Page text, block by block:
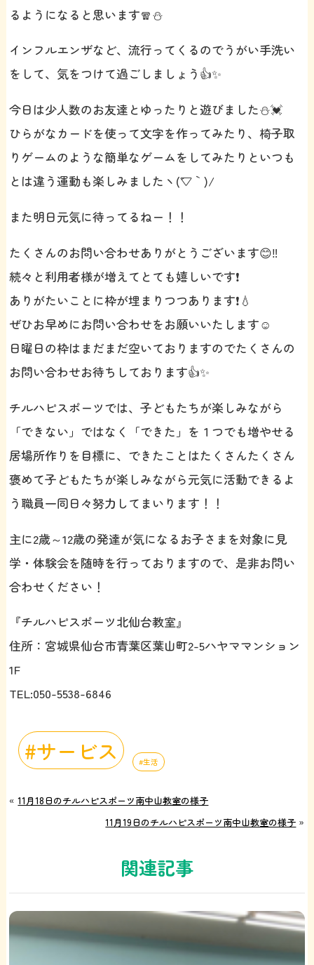
るようになると思います🧣⛄️
インフルエンザなど、流行ってくるのでうがい手洗い
をして、気をつけて過ごしましょう👍✨
今日は少人数のお友達とゆったりと遊びました⛄️💓
ひらがなカードを使って文字を作ってみたり、椅子取
りゲームのような簡単なゲームをしてみたりといつも
とは違う運動も楽しみましたヽ(´▽｀)/
また明日元気に待ってるねー！！
たくさんのお問い合わせありがとうございます😊‼️
続々と利用者様が増えてとても嬉しいです❗️
ありがたいことに枠が埋まりつつあります❗️💧
ぜひお早めにお問い合わせをお願いいたします☺️
日曜日の枠はまだまだ空いておりますのでたくさんの
お問い合わせお待ちしております👍✨
チルハピスポーツでは、子どもたちが楽しみながら
「できない」ではなく「できた」を１つでも増やせる
居場所作りを目標に、できたことはたくさんたくさん
褒めて子どもたちが楽しみながら元気に活動できるよ
う職員一同日々努力してまいります！！
主に2歳～12歳の発達が気になるお子さまを対象に見
学・体験会を随時を行っておりますので、是非お問い
合わせください！
『チルハピスポーツ北仙台教室』
住所：宮城県仙台市青葉区葉山町2-5ハヤママンション
1F
TEL:050-5538-6846
サービス 生活
«11月18日のチルハピスポーツ南中山教室の様子
11月19日のチルハピスポーツ南中山教室の様子 »
関連記事